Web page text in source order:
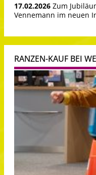
17.02.2026 Zum
Vennemann im neuen
RANZEN-KAUF BEI